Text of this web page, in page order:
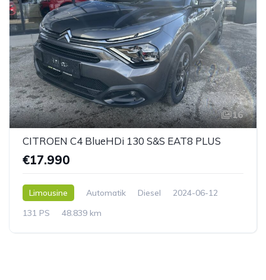
16
CITROEN C4 BlueHDi 130 S&S EAT8 PLUS
€17.990
Limousine Automatik Diesel
2024-06-12
131 PS
48.839 km